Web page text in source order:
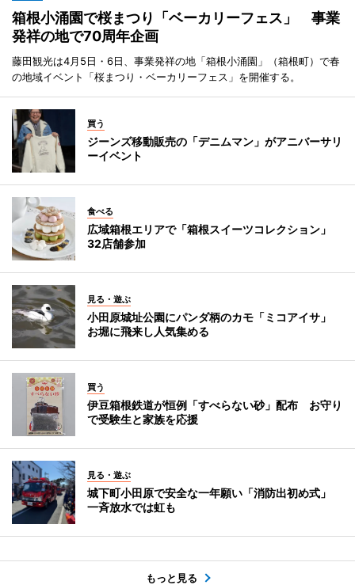
箱根小涌園で桜まつり「ベーカリーフェス」 事業
発祥の地で70周年企画
藤田観光は4月5日・6日、事業発祥の地「箱根小涌園」（箱根町）で春
の地域イベント「桜まつり・ベーカリーフェス」を開催する。
買う
ジーンズ移動販売の「デニムマン」がアニバーサリ
ーイベント
食べる
広域箱根エリアで「箱根スイーツコレクション」
32店舗参加
見る・遊ぶ
小田原城址公園にパンダ柄のカモ「ミコアイサ」
お堀に飛来し人気集める
買う
伊豆箱根鉄道が恒例「すべらない砂」配布 お守り
で受験生と家族を応援
見る・遊ぶ
城下町小田原で安全な一年願い「消防出初め式」
一斉放水では虹も
もっと見る